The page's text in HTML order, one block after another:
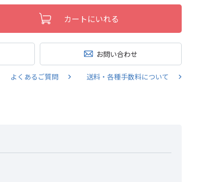
カートにいれる
お問い合わせ
よくあるご質問 送料・各種手数料について